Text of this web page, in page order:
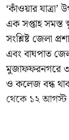
‘কাঁওয়ার যাত্রা’
এক সপ্তাহ সমস্ত
সংশ্লিষ্ট জেলা
এবং বাঘপাত
মুজাফফরনগরে
ও কলেজ বন্ধ
থেকে ১২ আগস্ট